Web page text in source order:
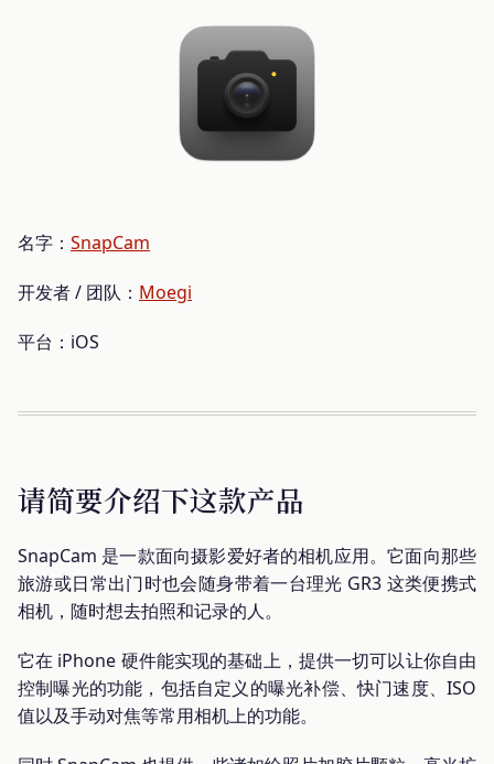
名字： SnapCam
开发者 / 团队： Moegi
平台：iOS
请简要介绍下这款产品
SnapCam 是一款面向摄影爱好者的相机应用。它面向那些
旅游或日常出门时也会随身带着一台理光 GR3 这类便携式
相机，随时想去拍照和记录的人。
它在 iPhone 硬件能实现的基础上，提供一切可以让你自由
控制曝光的功能，包括自定义的曝光补偿、快门速度、ISO
值以及手动对焦等常用相机上的功能。